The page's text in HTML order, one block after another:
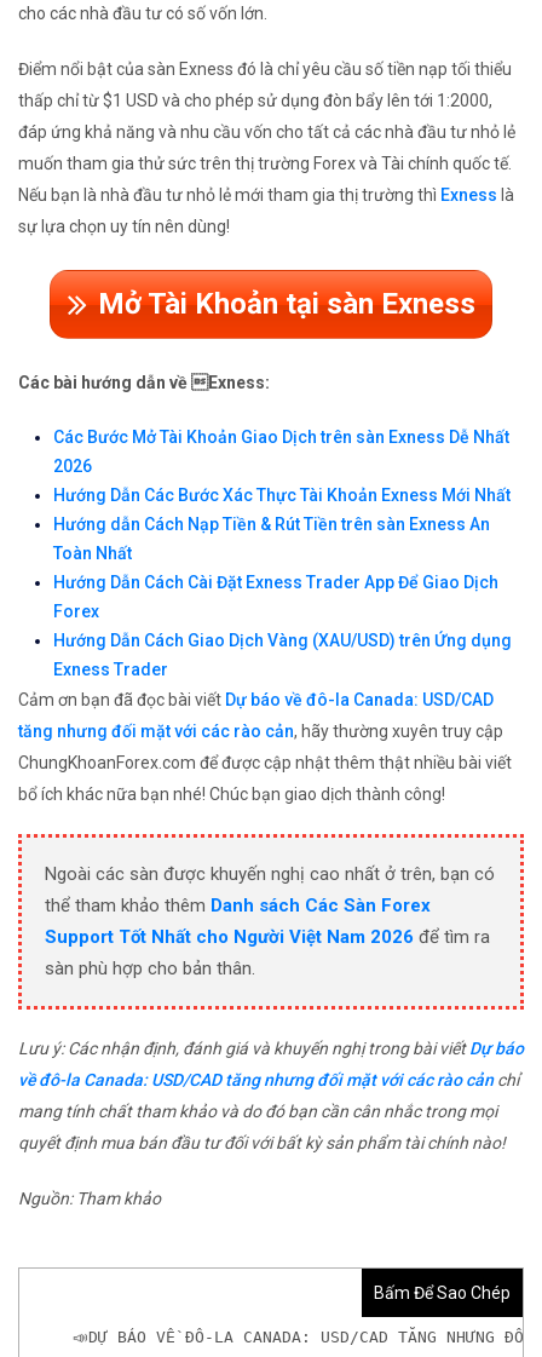
cho các nhà đầu tư có số vốn lớn.
Điểm nổi bật của sàn Exness đó là chỉ yêu cầu số tiền nạp tối thiểu
thấp chỉ từ $1 USD và cho phép sử dụng đòn bẩy lên tới 1:2000,
đáp ứng khả năng và nhu cầu vốn cho tất cả các nhà đầu tư nhỏ lẻ
muốn tham gia thử sức trên thị trường Forex và Tài chính quốc tế.
Nếu bạn là nhà đầu tư nhỏ lẻ mới tham gia thị trường thì Exness là
sự lựa chọn uy tín nên dùng!
Mở Tài Khoản tại sàn Exness
Các bài hướng dẫn về Exness:
Các Bước Mở Tài Khoản Giao Dịch trên sàn Exness Dễ Nhất
2026
Hướng Dẫn Các Bước Xác Thực Tài Khoản Exness Mới Nhất
Hướng dẫn Cách Nạp Tiền & Rút Tiền trên sàn Exness An
Toàn Nhất
Hướng Dẫn Cách Cài Đặt Exness Trader App Để Giao Dịch
Forex
Hướng Dẫn Cách Giao Dịch Vàng (XAU/USD) trên Ứng dụng
Exness Trader
Cảm ơn bạn đã đọc bài viết Dự báo về đô-la Canada: USD/CAD
tăng nhưng đối mặt với các rào cản, hãy thường xuyên truy cập
ChungKhoanForex.com để được cập nhật thêm thật nhiều bài viết
bổ ích khác nữa bạn nhé! Chúc bạn giao dịch thành công!
Ngoài các sàn được khuyến nghị cao nhất ở trên, bạn có
thể tham khảo thêm Danh sách Các Sàn Forex
Support Tốt Nhất cho Người Việt Nam 2026 để tìm ra
sàn phù hợp cho bản thân.
Lưu ý: Các nhận định, đánh giá và khuyến nghị trong bài viếtDự báo
về đô-la Canada: USD/CAD tăng nhưng đối mặt với các rào cảnchỉ
mang tính chất tham khảo và do đó bạn cần cân nhắc trong mọi
quyết định mua bán đầu tư đối với bất kỳ sản phẩm tài chính nào!
Nguồn: Tham khảo
Bấm Để Sao Chép
📣DỰ BÁO VỀ ĐÔ-LA CANADA: USD/CAD TĂNG NHƯNG